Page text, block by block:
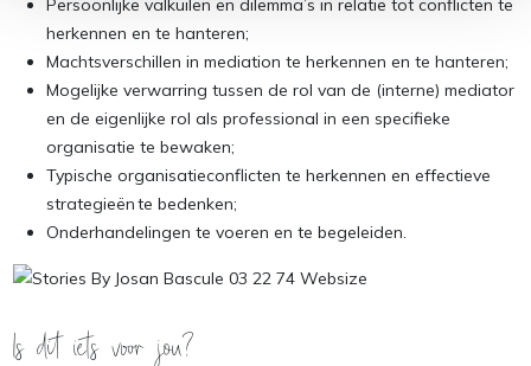
herkennen en te hanteren;
Machtsverschillen in mediation te herkennen en te hanteren;
Mogelijke verwarring tussen de rol van de (interne) mediator
en de eigenlijke rol als professional in een specifieke
organisatie te bewaken;
Typische organisatieconflicten te herkennen en effectieve
strategieën te bedenken;
Onderhandelingen te voeren en te begeleiden.
Is dit iets voor jou?